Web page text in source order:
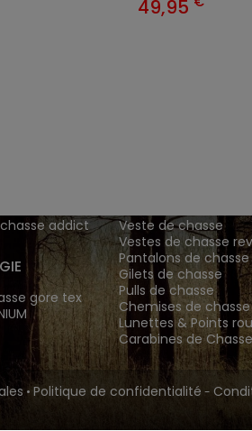
49,95
addict
gore tex
Veste de chasse
Vestes de chasse
Pantalons de chasse
Gilets de chasse
Pulls de chasse
Chemises de chasse
Lunettes & Points
Carabines de Chasse
• Politique de confidentialité -